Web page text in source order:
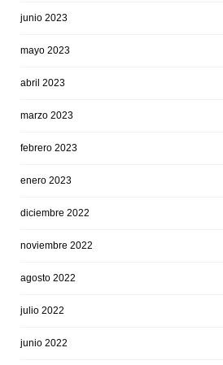
junio 2023
mayo 2023
abril 2023
marzo 2023
febrero 2023
enero 2023
diciembre 2022
noviembre 2022
agosto 2022
julio 2022
junio 2022